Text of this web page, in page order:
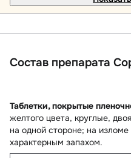
Состав препарата
Таблетки, покрытые
желтого цвета, круглые,
на одной стороне; на изломе
характерным запахом.